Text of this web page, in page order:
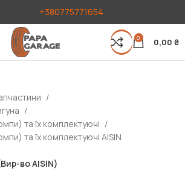
+380775771654
0 0,00 ₴
та їх комплектуючі
та їх комплектуючі AISIN
во AISIN)